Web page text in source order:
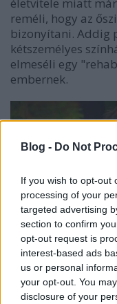
Blog - Do Not
If you wish to opt-out
processing of your
targeted advertising
section to confirm
opt-out request is
interest-based ads
us or personal
your opt-out. You
disclosure of your
reméli, hogy az
bizonyítani. Addig
kétszemélyes
elmeséli egy
embernek.